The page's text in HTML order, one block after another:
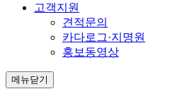
고객지원
견적문의
카다로그·지명원
홍보동영상
메뉴닫기